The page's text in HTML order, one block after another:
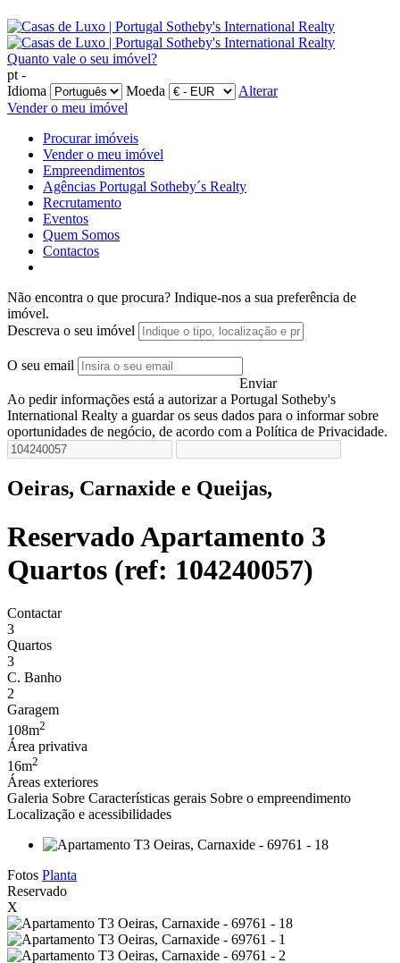
Quanto vale o seu imóvel?
pt -
Idioma
Moeda
Alterar
Vender o meu imóvel
Procurar imóveis
Vender o meu imóvel
Empreendimentos
Agências Portugal Sotheby´s Realty
Recrutamento
Eventos
Quem Somos
Contactos
Não encontra o que procura? Indique-nos a sua preferência de
imóvel.
Descreva o seu imóvel
O seu email
Enviar
Ao pedir informações está a autorizar a Portugal Sotheby's
International Realty a guardar os seus dados para o informar sobre
oportunidades de negócio, de acordo com a Política de Privacidade.
Oeiras, Carnaxide e Queijas,
ReservadoApartamento 3
Quartos (ref: 104240057)
Contactar
3
Quartos
3
C. Banho
2
Garagem
108m2
Área privativa
16m2
Áreas exteriores
Galeria Sobre Características gerais Sobre o empreendimento
Localização e acessibilidades
Fotos Planta
Reservado
X